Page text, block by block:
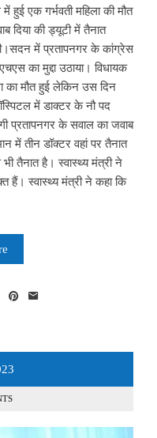
हुई एक गर्भवती महिला की मौत
दिया की ड्यूटी में तैनात
में प्रतापनगर के कांग्रेस
का मुद्दा उठाया। विधायक
का मौत हुई लेकिन उस दिन
में डाक्टर के नौ पद
प्रतापनगर के सवाल का जवाब
में तीन डॉक्टर वहां पर तैनात
तैनात है। स्वास्थ्य मंत्री ने
हैं। स्वास्थ्य मंत्री ने कहा कि